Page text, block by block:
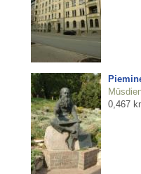
0,467